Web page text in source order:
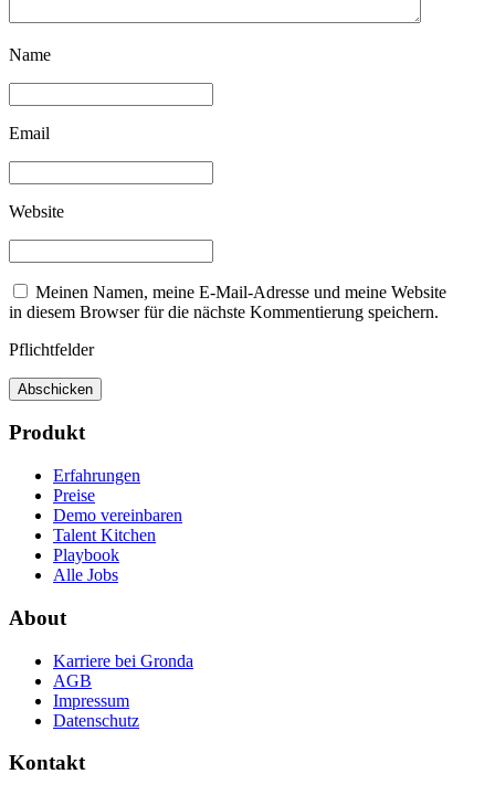
Name
Email
Website
Meinen Namen, meine E-Mail-Adresse und meine Website
in diesem Browser für die nächste Kommentierung speichern.
Pflichtfelder
Produkt
Erfahrungen
Preise
Demo vereinbaren
Talent Kitchen
Playbook
Alle Jobs
About
Karriere bei Gronda
AGB
Impressum
Datenschutz
Kontakt